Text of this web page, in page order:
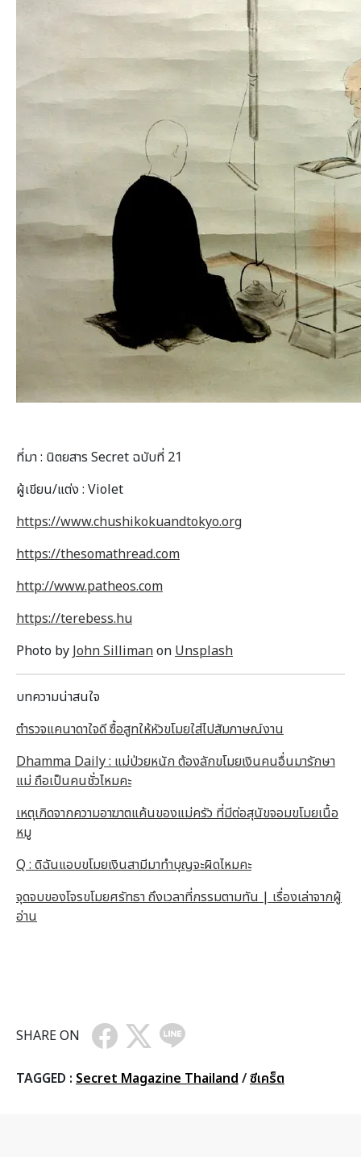
ที่มา : นิตยสาร Secret ฉบับที่ 21
ผู้เขียน/แต่ง : Violet
https://www.chushikokuandtokyo.org
https://thesomathread.com
http://www.patheos.com
https://terebess.hu
Photo by John Sillimanon Unsplash
บทความน่าสนใจ
ตำรวจแคนาดาใจดี ซื้อสูทให้หัวขโมยใส่ไปสัมภาษณ์งาน
Dhamma Daily : แม่ป่วยหนัก ต้องลักขโมยเงินคนอื่นมารักษา
แม่ ถือเป็นคนชั่วไหมคะ
เหตุเกิดจากความอาฆาตแค้นของแม่ครัว ที่มีต่อสุนัขจอมขโมยเนื้อ
หมู
Q : ดิฉันแอบขโมยเงินสามีมาทำบุญจะผิดไหมคะ
จุดจบของโจรขโมยศรัทธา ถึงเวลาที่กรรมตามทัน | เรื่องเล่าจากผู้
อ่าน
SHARE ON
TAGGED : Secret Magazine Thailand /ซีเคร็ต